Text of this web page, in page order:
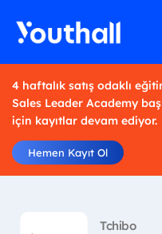
4 haftalık satış odaklı
Sales Leader Academy
için kayıtlar devam ediyor.
Hemen Kayıt Ol
Tchibo